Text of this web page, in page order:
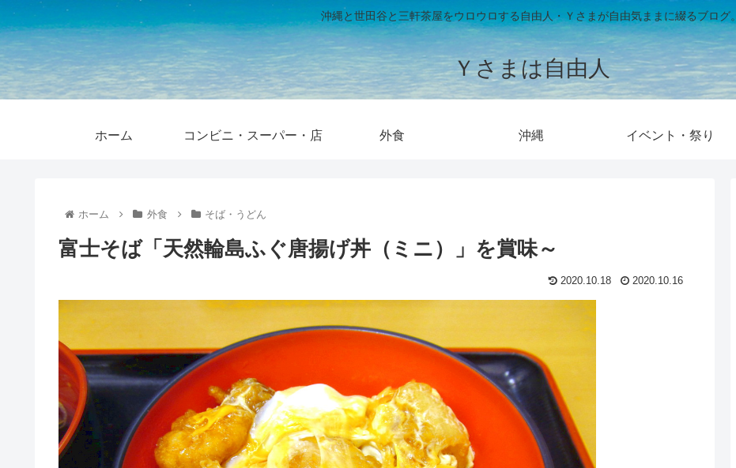
沖縄と世田谷と三軒茶屋をウロウロする自由人・Ｙさまが自由気ままに綴るブログ。
Ｙさまは自由人
ホーム コンビニ・スーパー・店 外食 沖縄 イベント・祭り
ホーム 外食 そば・うどん
富士そば「天然輪島ふぐ唐揚げ丼（ミニ）」を賞味～
2020.10.18 2020.10.16